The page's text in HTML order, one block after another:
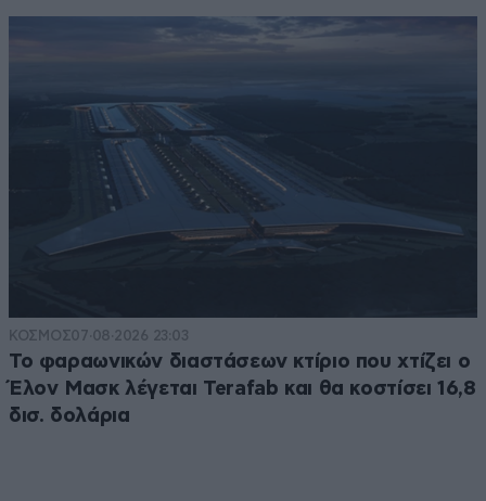
ΚΟΣΜΟΣ07·08·2026 23:03
Το φαραωνικών διαστάσεων κτίριο που χτίζει ο
Έλον Μασκ λέγεται Terafab και θα κοστίσει 16,8
δισ. δολάρια